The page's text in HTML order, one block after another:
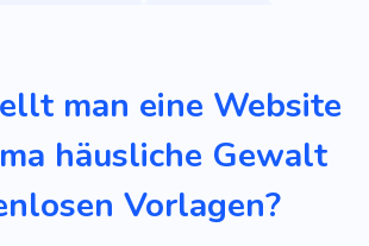
Regierung
Kummer
Religion
Buddhismus
Akademie
Flüchtling
man eine Website
häusliche Gewalt
Vorlagen?